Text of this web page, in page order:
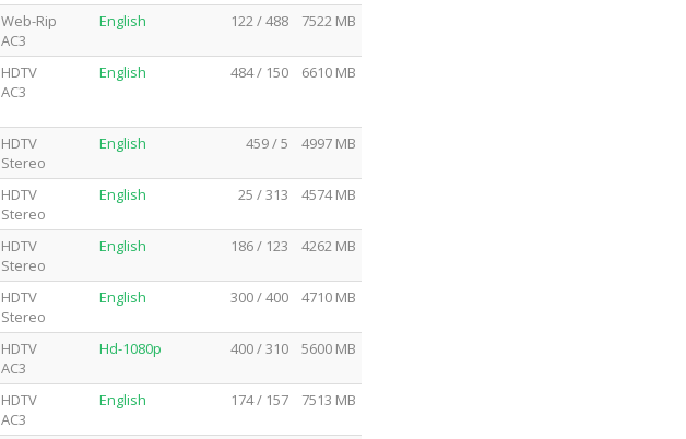
Web-Rip
AC3
English 122 / 488 7522 MB
HDTV
AC3
English 484 / 150 6610 MB
HDTV
Stereo
English 459 / 5 4997 MB
HDTV
Stereo
English 25 / 313 4574 MB
HDTV
Stereo
English 186 / 123 4262 MB
HDTV
Stereo
English 300 / 400 4710 MB
HDTV
AC3
Hd-1080p 400 / 310 5600 MB
HDTV
AC3
English 174 / 157 7513 MB